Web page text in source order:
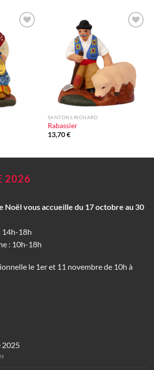
SANTONS RICHARD
Rabassier
13,70€
2026
Noël vous accueille du 17 octobre au 30
14h-18h
: 10h-18h
le 1er et 11 novembre de 10h à
2025